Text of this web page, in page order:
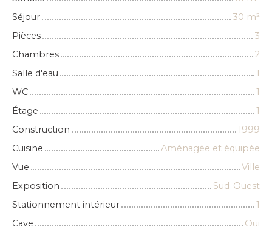
Séjour
30 m²
Pièces
3
Chambres
2
Salle d'eau
1
WC
1
Étage
1
Construction
1999
Cuisine
Aménagée et équipée
Vue
Ville
Exposition
Sud-Ouest
Stationnement intérieur
1
Cave
Oui